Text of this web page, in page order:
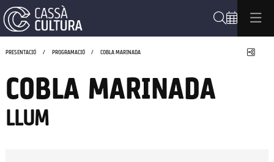
PRESENTACIÓ PROGRAMACIÓ COBLA MARINADA
COBLA MARINADA
LLUM